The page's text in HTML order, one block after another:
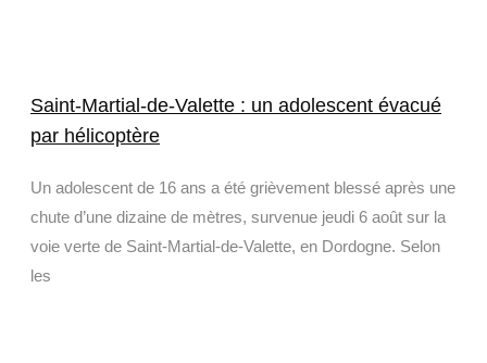
Saint-Martial-de-Valette : un adolescent évacué
par hélicoptère
Un adolescent de 16 ans a été grièvement blessé après une
chute d’une dizaine de mètres, survenue jeudi 6 août sur la
voie verte de Saint-Martial-de-Valette, en Dordogne. Selon
les